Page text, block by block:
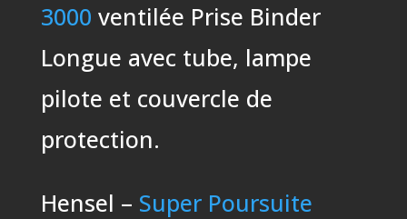
3000 ventilée Prise Binder
Longue avec tube, lampe
pilote et couvercle de
protection.
Hensel – Super Poursuite